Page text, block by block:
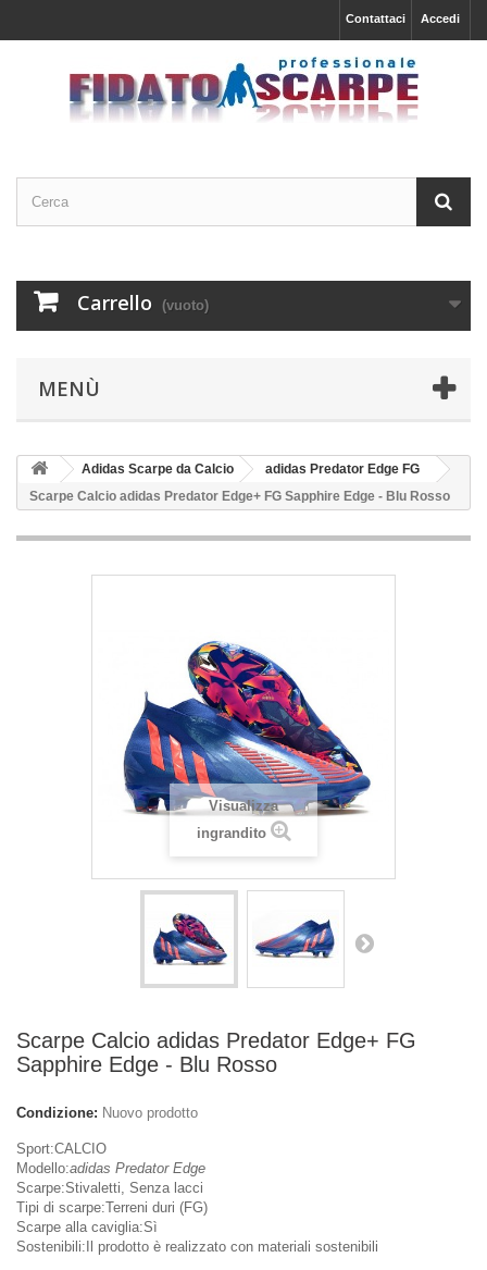
Accedi
Contattaci
Carrello (vuoto)
MENÙ
Adidas Scarpe da Calcio
adidas Predator Edge FG
Scarpe Calcio adidas Predator Edge+ FG Sapphire Edge - Blu Rosso
Visualizza
ingrandito
Scarpe Calcio adidas Predator Edge+ FG
Sapphire Edge - Blu Rosso
Condizione: Nuovo prodotto
Sport:CALCIO
Modello:adidas Predator Edge
Scarpe:Stivaletti, Senza lacci
Tipi di scarpe:Terreni duri (FG)
Scarpe alla caviglia:Sì
Sostenibili:Il prodotto è realizzato con materiali sostenibili